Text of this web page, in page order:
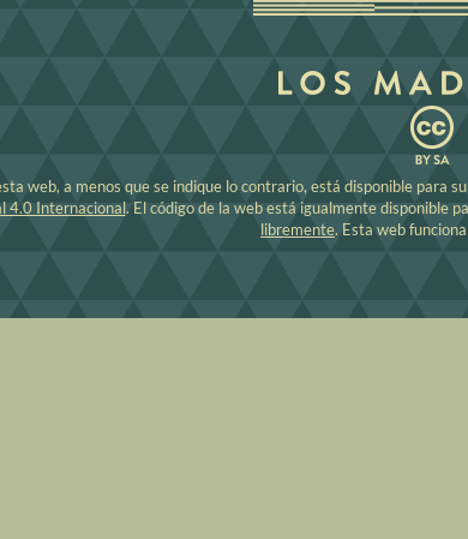
web, a menos que se indique lo contrario, está disponible para
4.0 Internacional. El código de la web está igualmente disponible
libremente. Esta web